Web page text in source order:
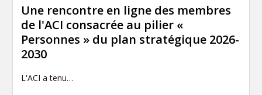
Une rencontre en ligne des membres
de l'ACI consacrée au pilier «
Personnes » du plan stratégique 2026-
2030
L'ACI a tenu…